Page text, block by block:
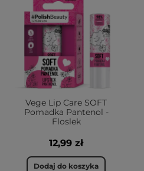
Vege Lip Care SOFT
Pomadka Pantenol -
Floslek
12,99 zł
Dodaj do koszyka